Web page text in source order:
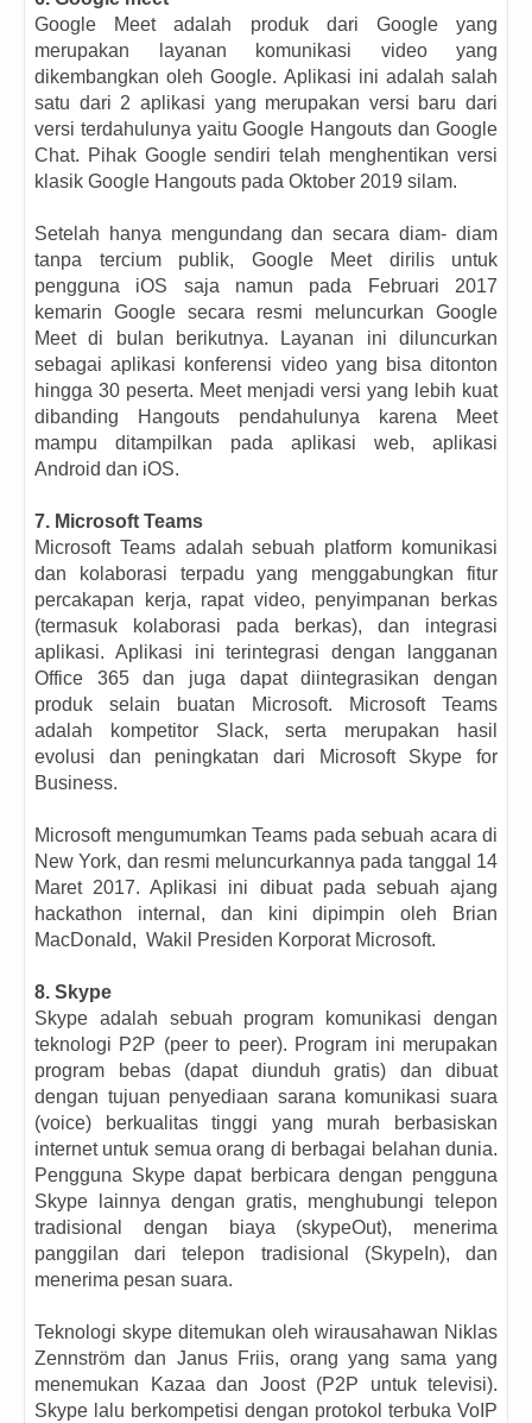
Google Meet adalah produk dari Google yang
merupakan layanan komunikasi video yang
dikembangkan oleh Google. Aplikasi ini adalah salah
satu dari 2 aplikasi yang merupakan versi baru dari
versi terdahulunya yaitu Google Hangouts dan Google
Chat. Pihak Google sendiri telah menghentikan versi
klasik Google Hangouts pada Oktober 2019 silam.
Setelah hanya mengundang dan secara diam- diam
tanpa tercium publik, Google Meet dirilis untuk
pengguna iOS saja namun pada Februari 2017
kemarin Google secara resmi meluncurkan Google
Meet di bulan berikutnya. Layanan ini diluncurkan
sebagai aplikasi konferensi video yang bisa ditonton
hingga 30 peserta. Meet menjadi versi yang lebih kuat
dibanding Hangouts pendahulunya karena Meet
mampu ditampilkan pada aplikasi web, aplikasi
Android dan iOS.
7. Microsoft Teams
Microsoft Teams adalah sebuah platform komunikasi
dan kolaborasi terpadu yang menggabungkan fitur
percakapan kerja, rapat video, penyimpanan berkas
(termasuk kolaborasi pada berkas), dan integrasi
aplikasi. Aplikasi ini terintegrasi dengan langganan
Office 365 dan juga dapat diintegrasikan dengan
produk selain buatan Microsoft. Microsoft Teams
adalah kompetitor Slack, serta merupakan hasil
evolusi dan peningkatan dari Microsoft Skype for
Business.
Microsoft mengumumkan Teams pada sebuah acara di
New York, dan resmi meluncurkannya pada tanggal 14
Maret 2017. Aplikasi ini dibuat pada sebuah ajang
hackathon internal, dan kini dipimpin oleh Brian
MacDonald, Wakil Presiden Korporat Microsoft.
8. Skype
Skype adalah sebuah program komunikasi dengan
teknologi P2P (peer to peer). Program ini merupakan
program bebas (dapat diunduh gratis) dan dibuat
dengan tujuan penyediaan sarana komunikasi suara
(voice) berkualitas tinggi yang murah berbasiskan
internet untuk semua orang di berbagai belahan dunia.
Pengguna Skype dapat berbicara dengan pengguna
Skype lainnya dengan gratis, menghubungi telepon
tradisional dengan biaya (skypeOut), menerima
panggilan dari telepon tradisional (SkypeIn), dan
menerima pesan suara.
Teknologi skype ditemukan oleh wirausahawan Niklas
Zennström dan Janus Friis, orang yang sama yang
menemukan Kazaa dan Joost (P2P untuk televisi).
Skype lalu berkompetisi dengan protokol terbuka VoIP